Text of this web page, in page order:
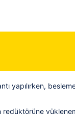
yapılırken,
redüktörüne